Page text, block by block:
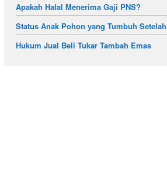
Apakah Halal Menerima Gaji PNS?
Status Anak Pohon yang Tumbuh
Hukum Jual Beli Tukar Tambah Emas